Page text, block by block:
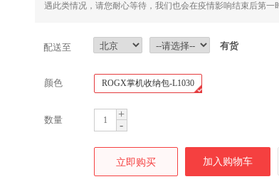
遇此类情况，请您耐心等待，我们也会在疫情影响结束后第
配送至 有货
颜色 ROGX掌机收纳包-L1030
数量
+
-